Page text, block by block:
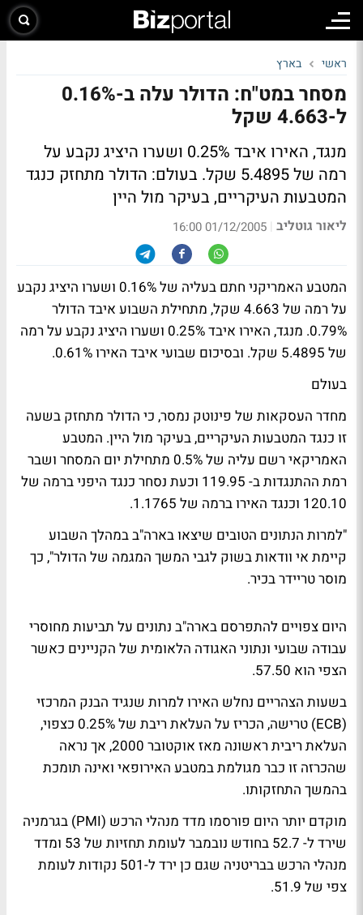
ראשי בארץ
מסחר במט"ח: הדולר עלה ב-0.16%
ל-4.663 שקל
מנגד, האירו איבד 0.25% ושערו היציג נקבע על
רמה של 5.4895 שקל. בעולם: הדולר מתחזק כנגד
המטבעות העיקריים, בעיקר מול היין
ליאור גוטליב |
01/12/2005 16:00
המטבע האמריקני חתם בעליה של 0.16% ושערו היציג נקבע
על רמה של 4.663 שקל, מתחילת השבוע איבד הדולר
0.79%. מנגד, האירו איבד 0.25% ושערו היציג נקבע על רמה
של 5.4895 שקל. ובסיכום שבועי איבד האירו 0.61%.
בעולם
מחדר העסקאות של פינוטק נמסר, כי הדולר מתחזק בשעה
זו כנגד המטבעות העיקריים, בעיקר מול היין. המטבע
האמריקאי רשם עליה של 0.5% מתחילת יום המסחר ושבר
רמת ההתנגדות ב- 119.95 וכעת נסחר כנגד היפני ברמה של
120.10 וכנגד האירו ברמה של 1.1765.
"למרות הנתונים הטובים שיצאו בארה"ב במהלך השבוע
קיימת אי וודאות בשוק לגבי המשך המגמה של הדולר", כך
מוסר טריידר בכיר.
היום צפויים להתפרסם בארה"ב נתונים על תביעות מחוסרי
עבודה שבועי ונתוני האגודה הלאומית של הקניינים כאשר
הצפי הוא 57.50.
בשעות הצהריים נחלש האירו למרות שנגיד הבנק המרכזי
(ECB) טרישה, הכריז על העלאת ריבת של 0.25% כצפוי,
העלאת ריבית ראשונה מאז אוקטובר 2000, אך נראה
שהכרזה זו כבר מגולמת במטבע האירופאי ואינה תומכת
בהמשך התחזקותו.
מוקדם יותר היום פורסמו מדד מנהלי הרכש (PMI) בגרמניה
שירד ל- 52.7 בחודש נובמבר לעומת תחזיות של 53 ומדד
מנהלי הרכש בבריטניה שגם כן ירד ל-501 נקודות לעומת
צפי של 51.9.